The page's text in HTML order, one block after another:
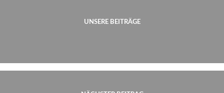
UNSERE BEITRÄGE